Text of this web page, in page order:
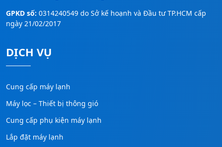
GPKD số: 0314240549 do Sở kế hoạnh và Đầu tư TP.HCM cấp
ngày 21/02/2017
DỊCH VỤ
Cung cấp máy lạnh
Máy lọc – Thiết bị thông gió
Cung cấp phụ kiện máy lạnh
Lắp đặt máy lạnh